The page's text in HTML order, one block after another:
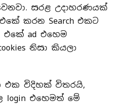
සරළ උදාහරණයක්‌
කරන Search එකට
එකේ ad එහෙම
නිසා කියලා
එක විදිහක් විතරයි,
එහෙමත් මේ